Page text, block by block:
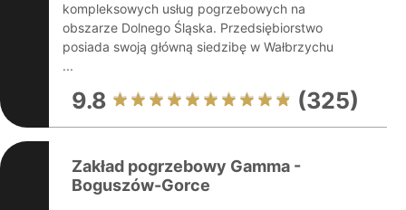
kompleksowych usług pogrzebowych na
obszarze Dolnego Śląska. Przedsiębiorstwo
posiada swoją główną siedzibę w Wałbrzychu
...
9.8 (325)
Zakład pogrzebowy Gamma -
Boguszów-Gorce